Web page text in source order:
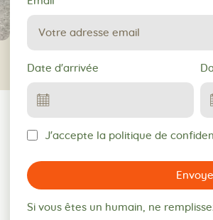
Date d'arrivée
J'accepte la politique de
Si vous êtes un humain, ne